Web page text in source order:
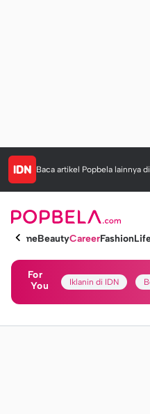
Baca artikel Popbela lainnya
HomeBeautyCareerFashion
For
You
Iklanin di IDN